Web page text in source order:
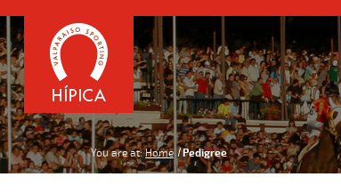
You are at: Home Pedigree